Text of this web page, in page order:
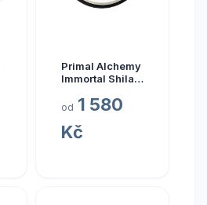
Primal Alchemy
Immortal Shilajit
gramů
od 1 580
Kč